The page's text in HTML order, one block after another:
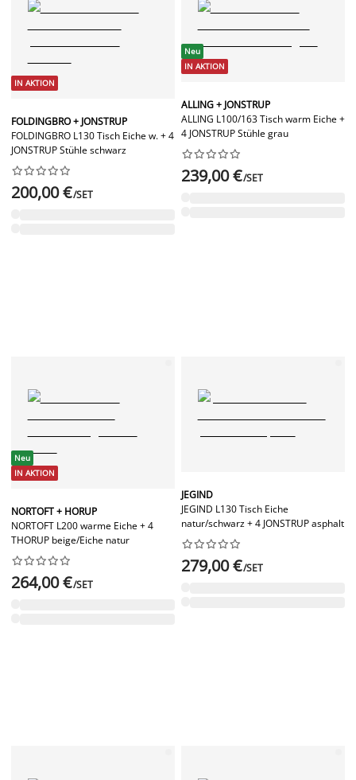
IN AKTION
FOLDINGBRO + JONSTRUP
FOLDINGBRO L130 Tisch Eiche w. + 4
JONSTRUP Stühle schwarz






200,00 €/SET
Neu
IN AKTION
ALLING + JONSTRUP
ALLING L100/163 Tisch warm Eiche +
4 JONSTRUP Stühle grau






239,00 €/SET
Neu
IN AKTION
NORTOFT + HORUP
NORTOFT L200 warme Eiche + 4
THORUP beige/Eiche natur






264,00 €/SET
JEGIND
JEGIND L130 Tisch Eiche
natur/schwarz + 4 JONSTRUP asphalt






279,00 €/SET